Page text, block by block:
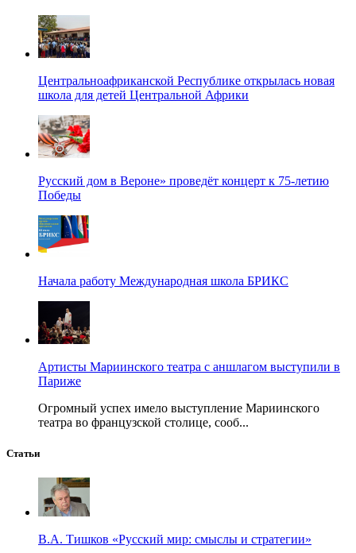
Центральноафриканской Республике открылась новая
школа для детей Центральной Африки
Русский дом в Вероне» проведёт концерт к 75-летию
Победы
Начала работу Международная школа БРИКС
Артисты Мариинского театра с аншлагом выступили в
Париже
Огромный успех имело выступление Мариинского
театра во французской столице, сооб...
Статьи
В.А. Тишков «Русский мир: смыслы и стратегии»